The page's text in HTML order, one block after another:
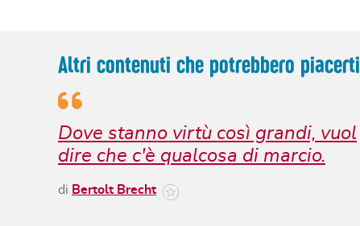
Altri contenuti che potrebbero piacerti
Dove stanno virtù così grandi, vuol
dire che c'è qualcosa di marcio.
di Bertolt Brecht